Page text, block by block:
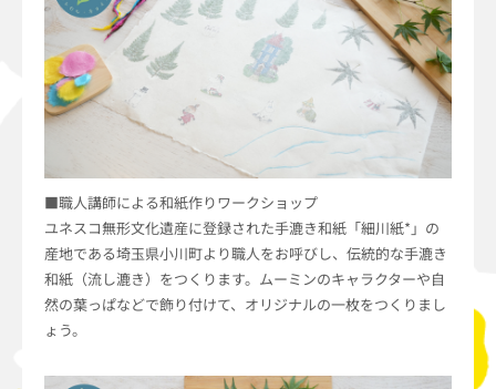
■職人講師による和紙作りワークショップ
ユネスコ無形文化遺産に登録された手漉き和紙「細川紙*」の
産地である埼玉県小川町より職人をお呼びし、伝統的な手漉き
和紙（流し漉き）をつくります。ムーミンのキャラクターや自
然の葉っぱなどで飾り付けて、オリジナルの一枚をつくりまし
ょう。